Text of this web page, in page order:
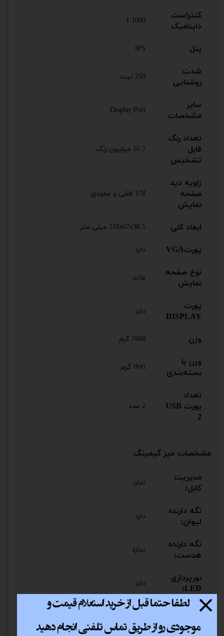
کنتراست
داینامیک
1:1000
پنل IPS
شدت
روشنایی
250 نیت
سایر
مشخصات
Display Port
تعداد رنگ
قابل
تشخیص
16.7 میلیون رنگ
زاویه دید
صفحه
نمایش
178 افقی و عمودی
ابعاد کلی 118x67x38.5 میلی‌ متر
پورتVGA دارد
نوع صفحه
نمایش
مات
پورت
DISPLAY
دارد
وزن 7600 گرم
وزن با
بسته‌بندی
۱۹۷۱ گرم
تعداد
پورت USB
2
2 عدد
مشخصات میز گیمینگ
مدیریت
کابل:
ندارد
نگه دارنده
لیوان:
دارد
نگه دارنده
هدست:
ندارد
نورپردازی
LED:
دارد
قابلیت
تنظیم
ارتفاع:
ندارد